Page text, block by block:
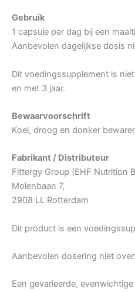
Gebruik
1 capsule per dag bij een
Aanbevolen dagelijkse dosis
Dit voedingssupplement is
en met 3 jaar.
Bewaarvoorschrift
Koel, droog en donker
Fabrikant / Distributeur
Fittergy Group (EHF Nutrition
Molenbaan 7,
2908 LL Rotterdam
Dit product is een
Aanbevolen dosering niet
Een gevarieerde,